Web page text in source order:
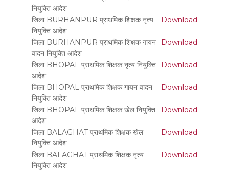
नियुक्ति आदेश
जिला BURHANPUR प्राथमिक शिक्षक नृत्य
नियुक्ति आदेश
Download
जिला BURHANPUR प्राथमिक शिक्षक गायन
वादन नियुक्ति आदेश
Download
जिला BHOPAL प्राथमिक शिक्षक नृत्य नियुक्ति
आदेश
Download
जिला BHOPAL प्राथमिक शिक्षक गायन वादन
नियुक्ति आदेश
Download
जिला BHOPAL प्राथमिक शिक्षक खेल नियुक्ति
आदेश
Download
जिला BALAGHAT प्राथमिक शिक्षक खेल
नियुक्ति आदेश
Download
जिला BALAGHAT प्राथमिक शिक्षक नृत्य
नियुक्ति आदेश
Download